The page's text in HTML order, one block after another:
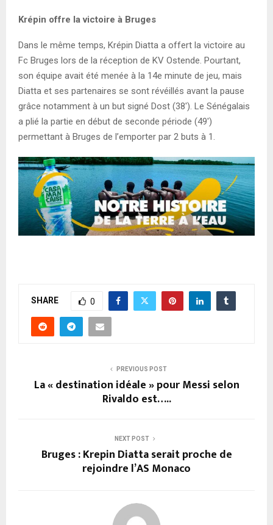
Krépin offre la victoire à Bruges
Dans le même temps, Krépin Diatta a offert la victoire au
Fc Bruges lors de la réception de KV Ostende. Pourtant,
son équipe avait été menée à la 14e minute de jeu, mais
Diatta et ses partenaires se sont révéillés avant la pause
grâce notamment à un but signé Dost (38′). Le Sénégalais
a plié la partie en début de seconde période (49′)
permettant à Bruges de l’emporter par 2 buts à 1.
SHARE 0
PREVIOUS POST
La « destination idéale » pour Messi selon
Rivaldo est…..
NEXT POST
Bruges : Krepin Diatta serait proche de
rejoindre l’AS Monaco